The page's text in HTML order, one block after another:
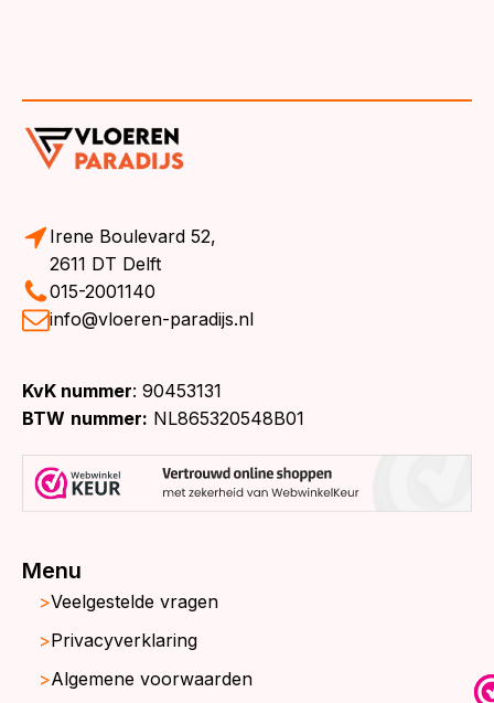
Irene Boulevard 52,
2611 DT Delft
015-2001140
info@vloeren-paradijs.nl
KvK nummer: 90453131
BTW nummer: NL865320548B01
Menu
Veelgestelde vragen
Privacyverklaring
Algemene voorwaarden